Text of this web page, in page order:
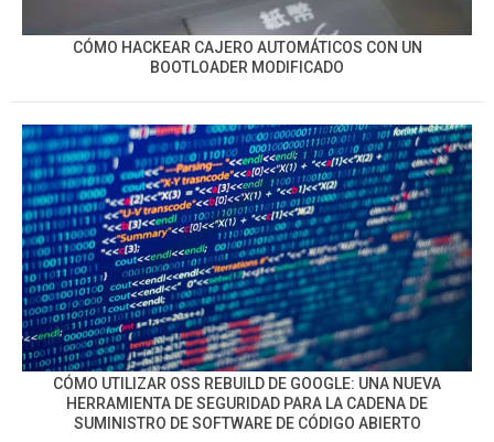
CÓMO HACKEAR CAJERO AUTOMÁTICOS CON UN
BOOTLOADER MODIFICADO
CÓMO UTILIZAR OSS REBUILD DE GOOGLE: UNA NUEVA
HERRAMIENTA DE SEGURIDAD PARA LA CADENA DE
SUMINISTRO DE SOFTWARE DE CÓDIGO ABIERTO